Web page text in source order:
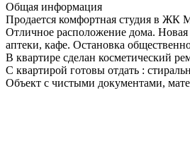
Общая информация
Продается комфортная студия в ЖК
Отличное расположение дома.
аптеки, кафе. Остановка
В квартире сделан косметический
С квартирой готовы отдать :
Объект с чистыми документами,